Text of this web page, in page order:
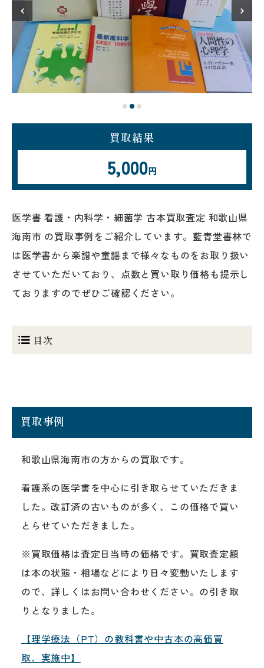
買取結果
5,000円
医学書 看護・内科学・細菌学 古本買取査定 和歌山県
海南市 の買取事例をご紹介しています。藍青堂書林で
は医学書から楽譜や童謡まで様々なものをお取り扱い
させていただいており、点数と買い取り価格も提示し
ておりますのでぜひご確認ください。
目次
買取事例
和歌山県海南市の方からの買取です。
看護系の医学書を中心に引き取らせていただきま
した。改訂済の古いものが多く、この価格で買い
とらせていただきました。
※買取価格は査定日当時の価格です。買取査定額
は本の状態・相場などにより日々変動いたします
ので、詳しくはお問い合わせください。の引き取
りとなりました。
【理学療法（PT）の教科書や中古本の高価買
取、実施中】